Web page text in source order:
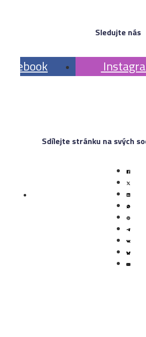
Sledujte nás
Sdílejte stránku na svých